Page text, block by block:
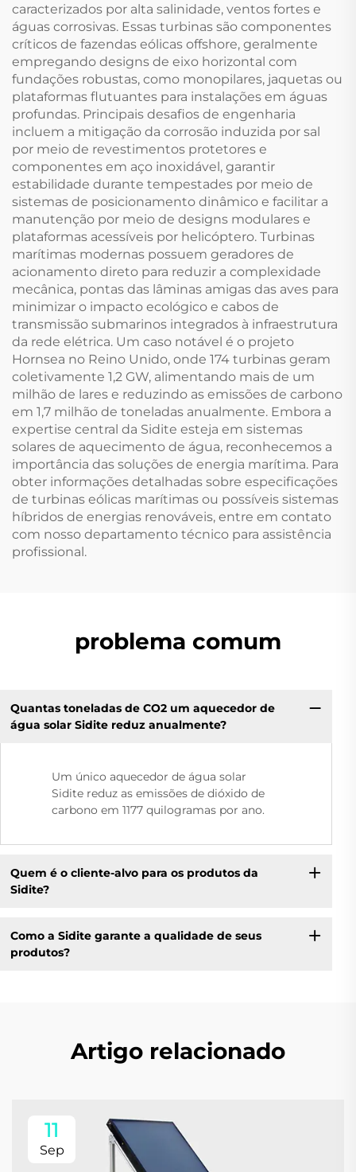
caracterizados por alta salinidade, ventos fortes e
águas corrosivas. Essas turbinas são componentes
críticos de fazendas eólicas offshore, geralmente
empregando designs de eixo horizontal com
fundações robustas, como monopilares, jaquetas ou
plataformas flutuantes para instalações em águas
profundas. Principais desafios de engenharia
incluem a mitigação da corrosão induzida por sal
por meio de revestimentos protetores e
componentes em aço inoxidável, garantir
estabilidade durante tempestades por meio de
sistemas de posicionamento dinâmico e facilitar a
manutenção por meio de designs modulares e
plataformas acessíveis por helicóptero. Turbinas
marítimas modernas possuem geradores de
acionamento direto para reduzir a complexidade
mecânica, pontas das lâminas amigas das aves para
minimizar o impacto ecológico e cabos de
transmissão submarinos integrados à infraestrutura
da rede elétrica. Um caso notável é o projeto
Hornsea no Reino Unido, onde 174 turbinas geram
coletivamente 1,2 GW, alimentando mais de um
milhão de lares e reduzindo as emissões de carbono
em 1,7 milhão de toneladas anualmente. Embora a
expertise central da Sidite esteja em sistemas
solares de aquecimento de água, reconhecemos a
importância das soluções de energia marítima. Para
obter informações detalhadas sobre especificações
de turbinas eólicas marítimas ou possíveis sistemas
híbridos de energias renováveis, entre em contato
com nosso departamento técnico para assistência
profissional.
problema comum
Quantas toneladas de CO2 um aquecedor de
água solar Sidite reduz anualmente?
Um único aquecedor de água solar
Sidite reduz as emissões de dióxido de
carbono em 1177 quilogramas por ano.
Quem é o cliente-alvo para os produtos da
Sidite?
Como a Sidite garante a qualidade de seus
produtos?
Artigo relacionado
11
Sep